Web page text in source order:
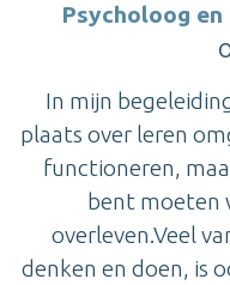
Psycholoog
In mijn
plaats over leren
functioneren,
bent moeten
overleven.Veel
denken en doen, is